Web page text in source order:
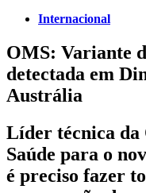
Internacional
OMS: Variante
detectada em
Austrália
Líder técnica da
Saúde para o
é preciso fazer